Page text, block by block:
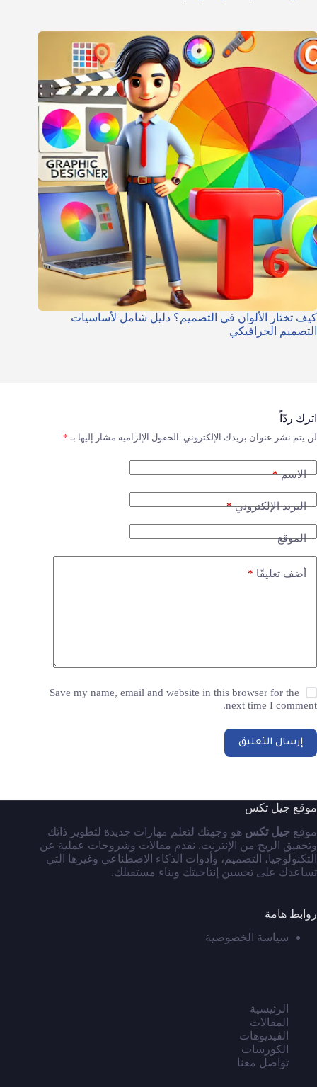
كيف تختار الألوان في التصميم؟ دليل شامل لأساسيات
التصميم الجرافيكي
اترك ردّاً
لن يتم نشر عنوان بريدك الإلكتروني. الحقول الإلزامية مشار إليها بـ *
الاسم*
البريد الإلكتروني*
الموقع
أضف تعليقًا *
Save my name, email and website in this browser for the
next time I comment.
إرسال التعليق
موقع جيل تكس
موقع جيل تكس هو وجهتك لتعلم مهارات جديدة لتطوير ذاتك
وتحقيق الربح من الإنترنت. نقدم مقالات وشروحات عملية عن
التكنولوجيا، التصميم، وأدوات الذكاء الاصطناعي وغيرها التي
تساعدك على تحسين إنتاجيتك وبناء مستقبلك.
روابط هامة
سياسة الخصوصية
الرئيسية
المقالات
الفيديوهات
الكورسات
تواصل معنا